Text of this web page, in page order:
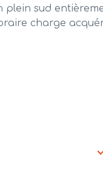
sud
charge